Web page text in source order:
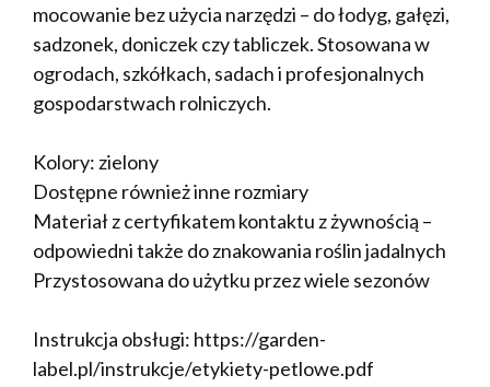
mocowanie bez użycia narzędzi – do łodyg, gałęzi,
sadzonek, doniczek czy tabliczek. Stosowana w
ogrodach, szkółkach, sadach i profesjonalnych
gospodarstwach rolniczych.
Kolory: zielony
Dostępne również inne rozmiary
Materiał z certyfikatem kontaktu z żywnością –
odpowiedni także do znakowania roślin jadalnych
Przystosowana do użytku przez wiele sezonów
Instrukcja obsługi: https://garden-
label.pl/instrukcje/etykiety-petlowe.pdf